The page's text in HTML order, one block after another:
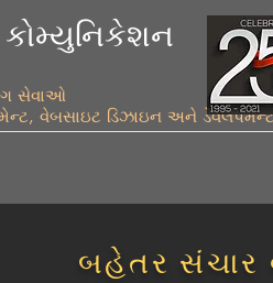
સેવાઓ
વેબસાઇટ ડિઝાઇન અને
​બહેતર સંચાર